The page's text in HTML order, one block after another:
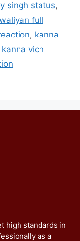
singh status,
full
, kanna
kanna vich
high standards in
as a